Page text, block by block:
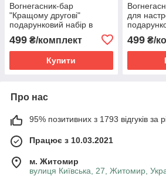
Вогнегасник-бар
"Кращому другові"
подарунковий набір в
Вогнегасник + 6 чарок.
499 ₴/комплект
Купити
для
499₴/
Про нас
95% позитивних з 1793 відгуків за
Працює з 10.03.2021
м. Житомир
вулиця Київська, 27, Житомир,